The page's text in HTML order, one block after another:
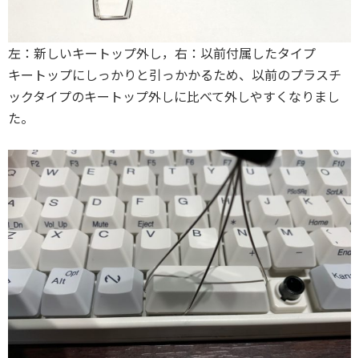
左：新しいキートップ外し，右：以前付属したタイプ
キートップにしっかりと引っかかるため、以前のプラスチ
ックタイプのキートップ外しに比べて外しやすくなりまし
た。